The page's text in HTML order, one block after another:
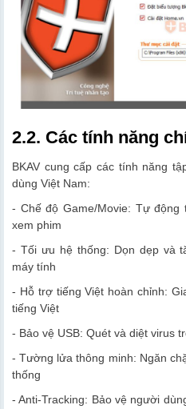
2.2. Các tính năng
BKAV cung cấp các tính năng
dùng Việt Nam:
- Chế độ Game/Movie: Tự
xem phim
- Tối ưu hệ thống: Dọn dẹp và
máy tính
- Hỗ trợ tiếng Việt hoàn chỉnh:
tiếng Việt
- Bảo vệ USB: Quét và diệt virus
- Tường lửa thông minh: Ngăn
thống
- Anti-Tracking: Bảo vệ người